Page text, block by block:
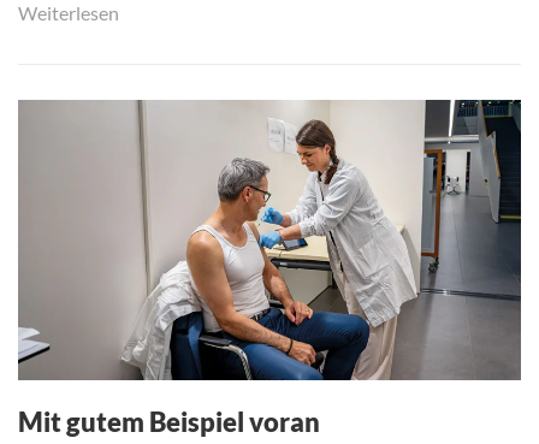
Weiterlesen
Mit gutem Beispiel voran